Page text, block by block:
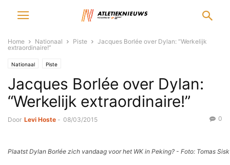
Home Nationaal Piste
Jacques Borlée over Dylan: “Werkelijk
extraordinaire!”
Nationaal Piste
Jacques Borlée over Dylan:
“Werkelijk extraordinaire!”
Door Levi Hoste - 08/03/2015 0
Plaatst Dylan Borlée zich vandaag voor het WK in Peking? - Foto: Tomas Sisk